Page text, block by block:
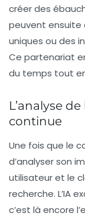
créer des
peuvent ensuite
uniques ou des
Ce partenariat
du temps tout
L’analyse
continue
Une fois que le
d’analyser son
utilisateur et le
recherche. L’IA
c’est là encore